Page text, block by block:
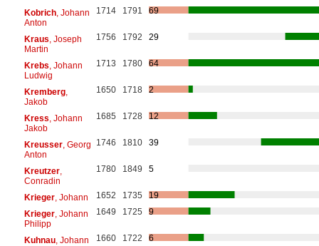
Kobrich, Johann
Anton
1714 1791 69
Kraus , Joseph
Martin
1756 1792 29
Krebs , Johann
Ludwig
1713 1780 64
Kremberg,
Jakob
1650 1718 2
Kress , Johann
Jakob
1685 1728 12
Kreusser, Georg
Anton
1746 1810 39
Kreutzer,
Conradin
1780 1849 5
Krieger, Johann 1652 1735
19
Krieger, Johann
Philipp
1649 1725 9
Kuhnau, Johann 1660 1722
6